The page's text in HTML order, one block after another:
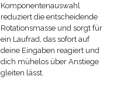
Komponentenauswahl
reduziert die entscheidende
Rotationsmasse und sorgt für
ein Laufrad, das sofort auf
deine Eingaben reagiert und
dich mühelos über Anstiege
gleiten lässt.